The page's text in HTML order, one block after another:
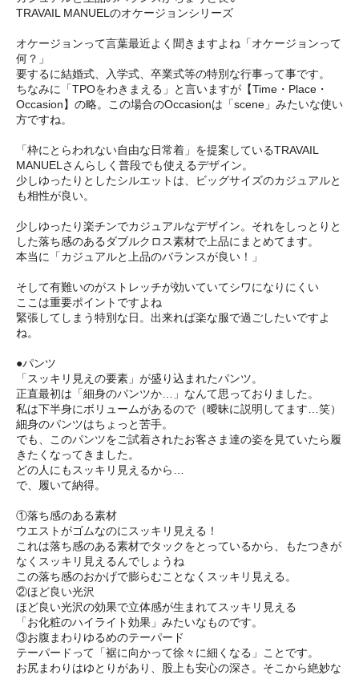
TRAVAIL MANUELのオケージョンシリーズ
オケージョンって言葉最近よく聞きますよね「オケージョンって
何？」
要するに結婚式、入学式、卒業式等の特別な行事って事です。
ちなみに「TPOをわきまえる」と言いますが【Time・Place・
Occasion】の略。この場合のOccasionは「scene」みたいな使い
方ですね。
「枠にとらわれない自由な日常着」を提案しているTRAVAIL
MANUELさんらしく普段でも使えるデザイン。
少しゆったりとしたシルエットは、ビッグサイズのカジュアルと
も相性が良い。
少しゆったり楽チンでカジュアルなデザイン。それをしっとりと
した落ち感のあるダブルクロス素材で上品にまとめてます。
本当に「カジュアルと上品のバランスが良い！」
そして有難いのがストレッチが効いていてシワになりにくい
ここは重要ポイントですよね
緊張してしまう特別な日。出来れば楽な服で過ごしたいですよ
ね。
●パンツ
「スッキリ見えの要素」が盛り込まれたパンツ。
正直最初は「細身のパンツか…」なんて思っておりました。
私は下半身にボリュームがあるので（曖昧に説明してます…笑）
細身のパンツはちょっと苦手。
でも、このパンツをご試着されたお客さま達の姿を見ていたら履
きたくなってきました。
どの人にもスッキリ見えるから…
で、履いて納得。
①落ち感のある素材
ウエストがゴムなのにスッキリ見える！
これは落ち感のある素材でタックをとっているから、もたつきが
なくスッキリ見えるんでしょうね
この落ち感のおかげで膨らむことなくスッキリ見える。
②ほど良い光沢
ほど良い光沢の効果で立体感が生まれてスッキリ見える
「お化粧のハイライト効果」みたいなものです。
③お腹まわりゆるめのテーパード
テーパードって「裾に向かって徐々に細くなる」ことです。
お尻まわりはゆとりがあり、股上も安心の深さ。そこから絶妙な